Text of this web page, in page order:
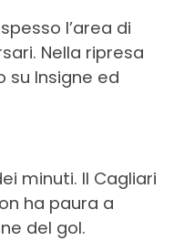
l’area di
Nella ripresa
su Insigne ed
minuti. Il Cagliari
ha paura a
del gol.